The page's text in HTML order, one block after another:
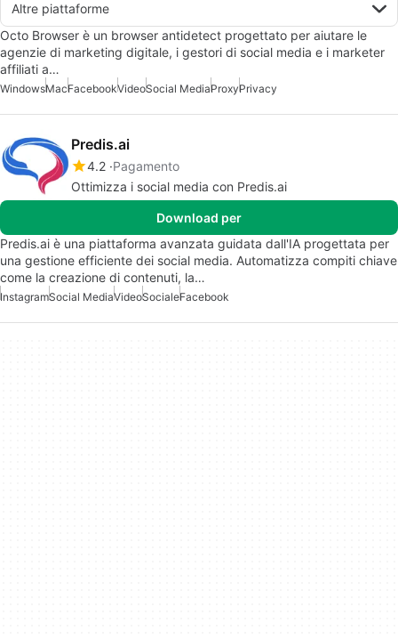
Altre piattaforme
Octo Browser è un browser antidetect progettato per aiutare le
agenzie di marketing digitale, i gestori di social media e i marketer
affiliati a…
WindowsMacFacebookVideoSocial MediaProxyPrivacy
Predis.ai
4.2 Pagamento
Ottimizza i social media con Predis.ai
Download per
Predis.ai è una piattaforma avanzata guidata dall'IA progettata per
una gestione efficiente dei social media. Automatizza compiti chiave
come la creazione di contenuti, la…
InstagramSocial MediaVideoSocialeFacebook